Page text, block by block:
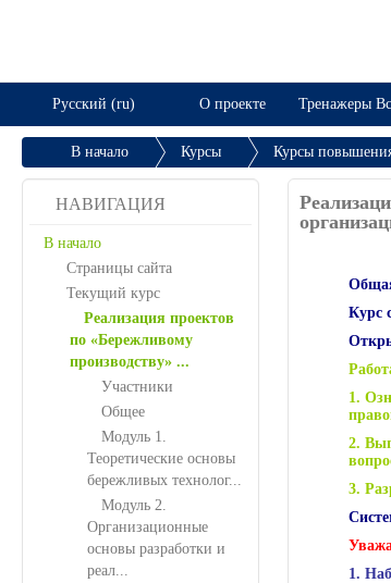
Русский (ru) О проекте Тренажеры
В начало Курсы
Курсы
Реализация проектов по «Бережливому
Курс
1.
2.
3.
1.
НАВИГАЦИЯ
В начало
Страницы сайта
Текущий курс
Реализация проектов
по «Бережливому
производству» ...
Участники
Общее
Модуль 1.
Теоретические основы
бережливых технолог...
Модуль 2.
Организационные
основы разработки и
реал...